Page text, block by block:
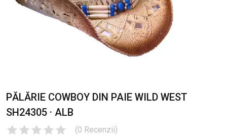
PĂLĂRIE COWBOY DIN PAIE WILD WEST
SH24305 · ALB
(0 Recenzii)